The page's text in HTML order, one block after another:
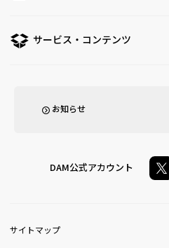
サービス・コンテンツ
お知らせ
DAM公式アカウント
サイトマップ